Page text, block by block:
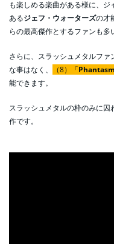
も楽しめる楽曲がある様に、
あるジェフ・ウォーターズの才
らの最高傑作とするファンも多
さらに、スラッシュメタルフ
な事はなく、
（8）「
能できます。
スラッシュメタルの枠のみに
作です。